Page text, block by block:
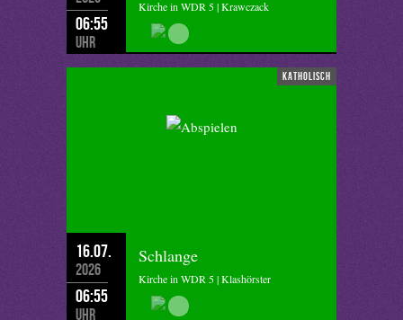
06:55
Uhr
Kirche in WDR 5 | Krawczack
katholisch
16.07.
2026
06:55
Uhr
Schlange
Kirche in WDR 5 | Klashörster